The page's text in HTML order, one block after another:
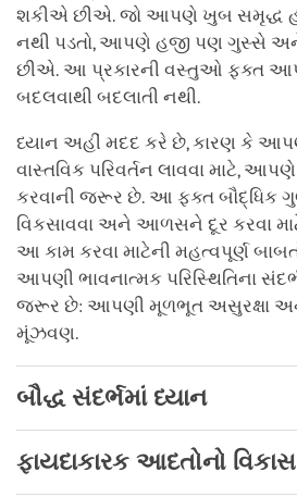
શકીએ છીએ. જો આપણે ખુબ સમૃદ્ધ
નથી પડતો, આપણે હજી પણ ગુસ્સે
છીએ. આ પ્રકારની વસ્તુઓ ફક્ત
બદલવાથી બદલાતી નથી.
ધ્યાન અહીં મદદ કરે છે, કારણ કે
વાસ્તવિક પરિવર્તન લાવવા માટે,
કરવાની જરૂર છે. આ ફક્ત બૌદ્ધિક
વિકસાવવા અને આળસને દૂર કરવા
આ કામ કરવા માટેની મહત્વપૂર્ણ
આપણી ભાવનાત્મક પરિસ્થિતિના
જરૂર છે: આપણી મૂળભૂત અસુરક્ષા
મૂંઝવણ.
બૌદ્ધ સંદર્ભમાં ધ્યાન
ફાયદાકારક આદતોનો